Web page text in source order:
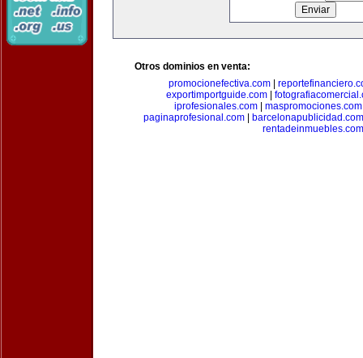
Otros dominios en venta:
promocionefectiva.com
exportimportguide.com
iprofesionales.com
maspromociones.com
paginaprofesional.com|
barcelonapublicidad.com
rentadeinmuebles.com